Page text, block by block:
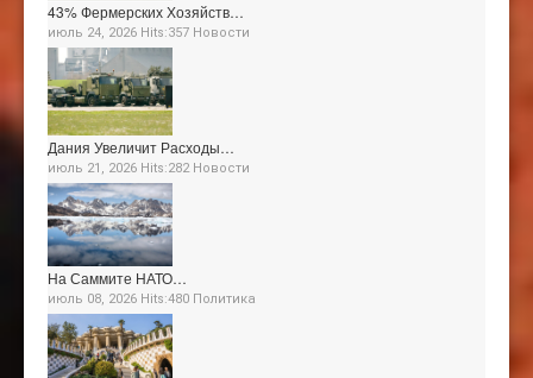
43% Фермерских Хозяйств…
июль 24, 2026 Hits:357 Новости
Дания Увеличит Расходы…
июль 21, 2026 Hits:282 Новости
На Саммите НАТО…
июль 08, 2026 Hits:480 Политика